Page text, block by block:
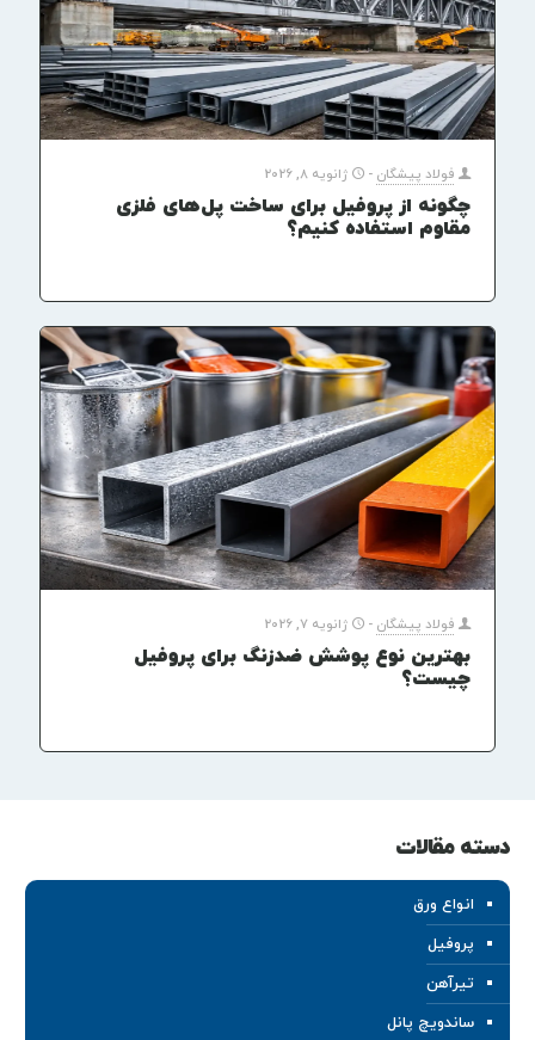
فولاد پیشگان - ژانویه 8, 2026
چگونه از پروفیل برای ساخت پل‌های فلزی
مقاوم استفاده کنیم؟
فولاد پیشگان - ژانویه 7, 2026
بهترین نوع پوشش ضدزنگ برای پروفیل
چیست؟
دسته مقالات
انواع ورق
پروفیل
تیرآهن
ساندویچ پانل